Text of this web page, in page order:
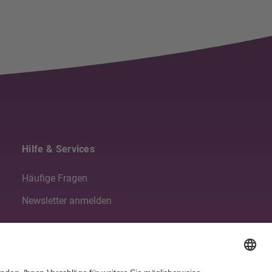
Hilfe & Services
Häufige Fragen
Newsletter anmelden